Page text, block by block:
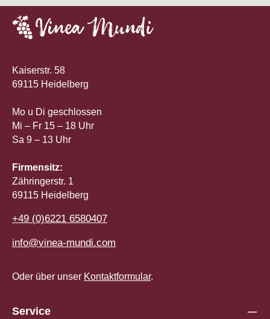
Kaiserstr. 58
69115 Heidelberg
Mo u Di geschlossen
Mi – Fr 15 – 18 Uhr
Sa 9 – 13 Uhr
Firmensitz:
Zähringerstr. 1
69115 Heidelberg
+49 (0)6221 6580407
info@vinea-mundi.com
Oder über unser Kontaktformular.
Service